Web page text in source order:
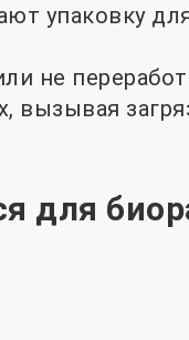
упаковку
не
вызывая
для